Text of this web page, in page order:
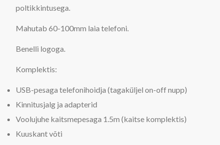
poltikkintusega.
Mahutab 60-100mm laia telefoni.
Benelli logoga.
Komplektis:
USB-pesaga telefonihoidja (tagaküljel on-off nupp)
Kinnitusjalg ja adapterid
Voolujuhe kaitsmepesaga 1.5m (kaitse komplektis)
Kuuskant võti